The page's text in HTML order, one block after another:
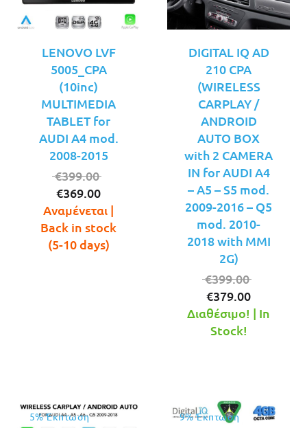
LENOVO LVF
5005_CPA
(10inc)
MULTIMEDIA
TABLET for
AUDI A4 mod.
2008-2015
€399.00
was:
€399.00.
€369.00
τρέχουσα
τιμή
είναι:
Αναμένεται |
Back in stock
(5-10 days)
DIGITAL IQ AD
210 CPA
(WIRELESS
CARPLAY /
ANDROID
AUTO BOX
with 2 CAMERA
IN for AUDI A4
– A5 – S5 mod.
2009-2016 – Q5
mod. 2010-
2018 with MMI
2G)
€399.00
was:
€379.00
τρέχουσα
Διαθέσιμο! | In
Stock!
5% Έκπτωση 9% Έκπτωση